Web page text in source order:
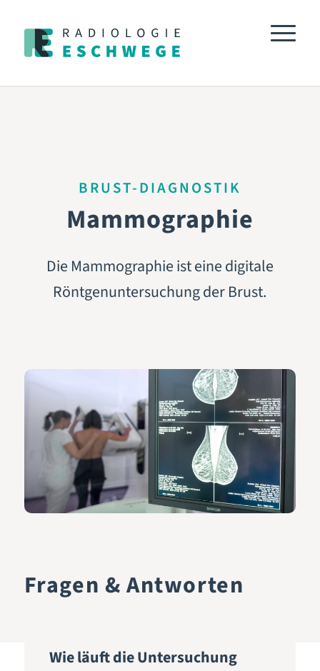
BRUST-DIAGNOSTIK
Mammographie
Die Mammographie ist eine digitale
Röntgenuntersuchung der Brust.
Fragen & Antworten
Wie läuft die Untersuchung